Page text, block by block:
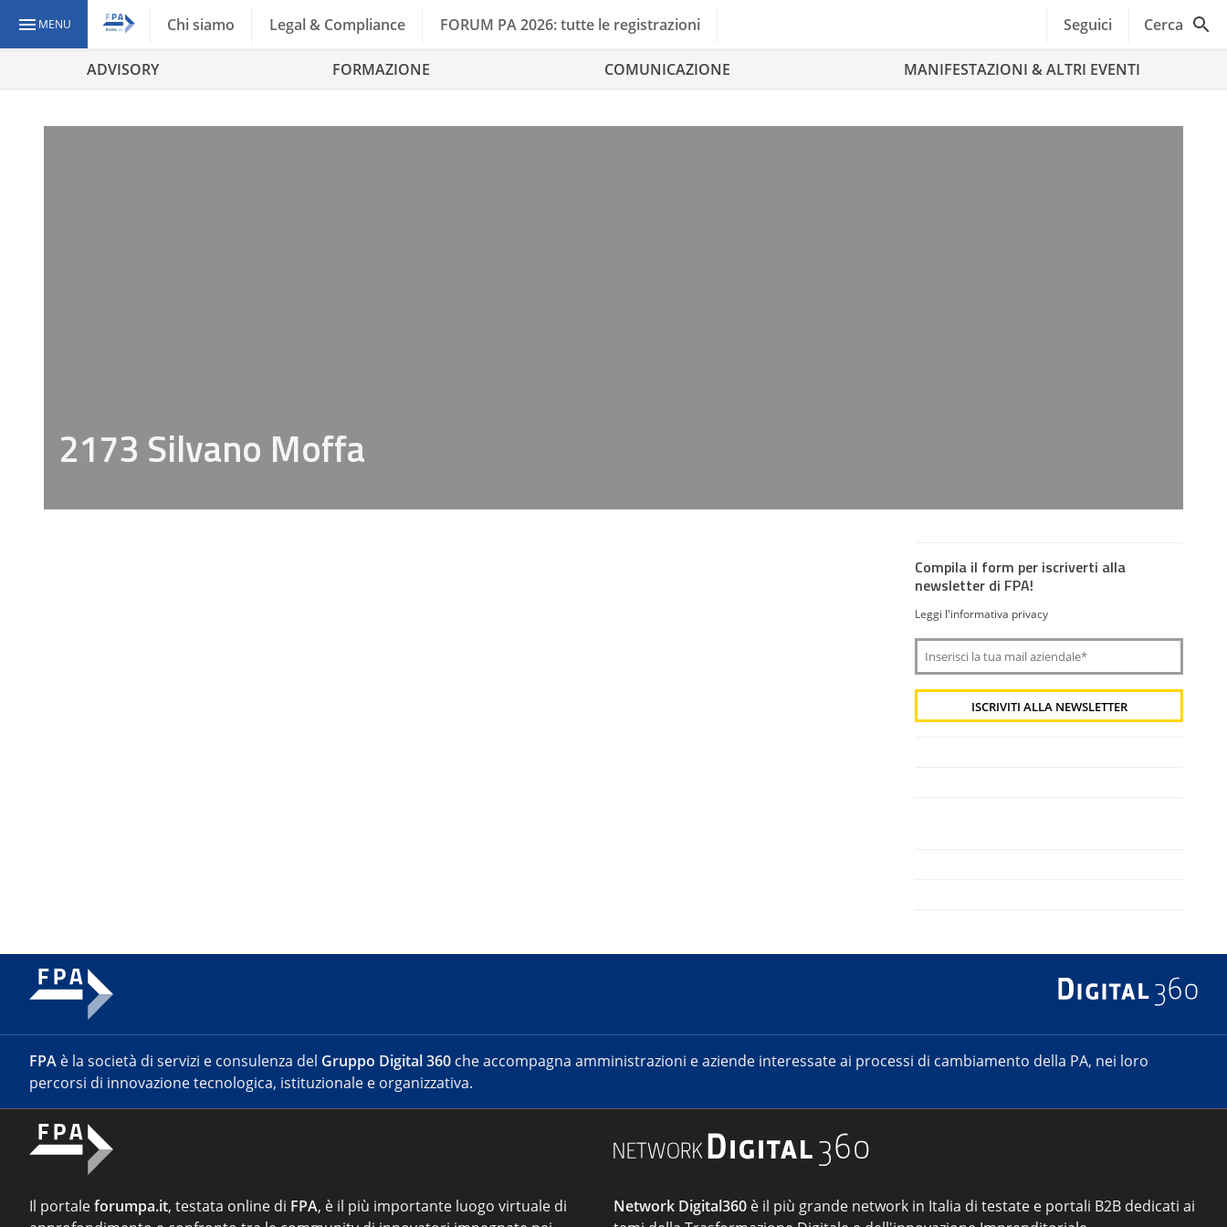
MENU Chi siamo Legal & Compliance FORUM PA 2026: tutte le registrazioni Seguici Cerca
ADVISORY FORMAZIONE COMUNICAZIONE MANIFESTAZIONI & ALTRI EVENTI
2173 Silvano Moffa
Compila il form per iscriverti alla
newsletter di FPA!
Leggi l'informativa privacy
FPA è la società di servizi e consulenza del Gruppo Digital 360 che accompagna amministrazioni e aziende interessate ai processi di cambiamento della PA, nei loro
percorsi di innovazione tecnologica, istituzionale e organizzativa.
Il portaleforumpa.it, testata online di FPA, è il più importante luogo virtuale di
Network Digital360 è il più grande network in Italia di testate e portali B2B dedicati ai